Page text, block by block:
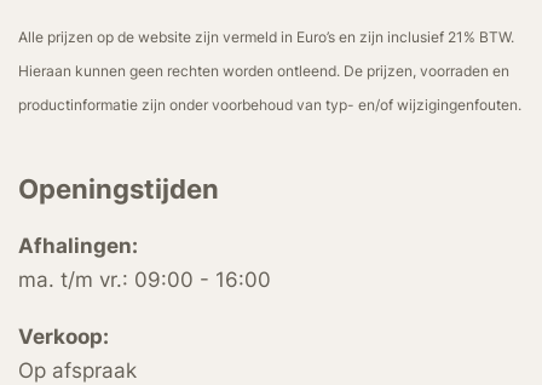
Alle prijzen op de website zijn vermeld in Euro’s en zijn inclusief 21% BTW.
Hieraan kunnen geen rechten worden ontleend. De prijzen, voorraden en
productinformatie zijn onder voorbehoud van typ- en/of wijzigingenfouten.
Openingstijden
Afhalingen:
ma. t/m vr.: 09:00 - 16:00
Verkoop:
Op afspraak